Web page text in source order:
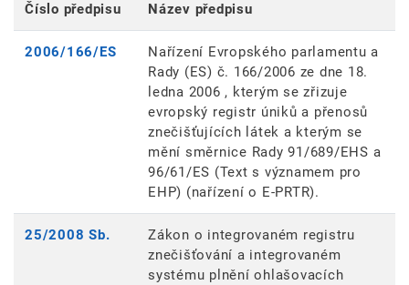
Číslo předpisu Název předpisu
2006/166/ES
Nařízení Evropského parlamentu a
Rady (ES) č. 166/2006 ze dne 18.
ledna 2006 , kterým se zřizuje
evropský registr úniků a přenosů
znečišťujících látek a kterým se
mění směrnice Rady 91/689/EHS a
96/61/ES (Text s významem pro
EHP) (nařízení o E-PRTR).
25/2008 Sb.
Zákon o integrovaném registru
znečišťování a integrovaném
systému plnění ohlašovacích